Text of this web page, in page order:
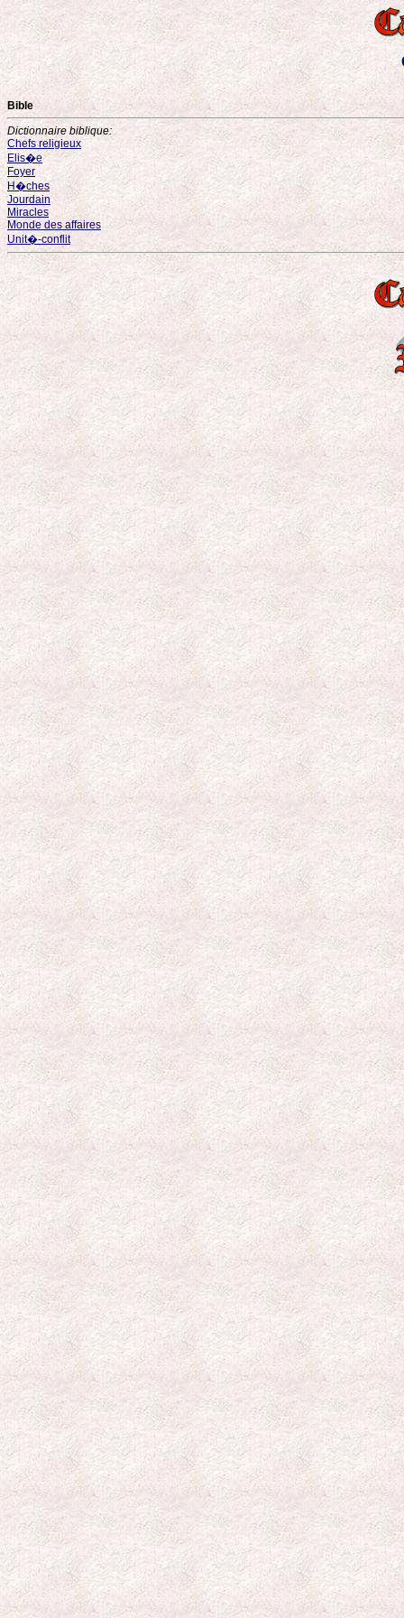
Bible
Dictionnaire biblique:
Chefs religieux
Elis�e
Foyer
H�ches
Jourdain
Miracles
Monde des affaires
Unit�-conflit